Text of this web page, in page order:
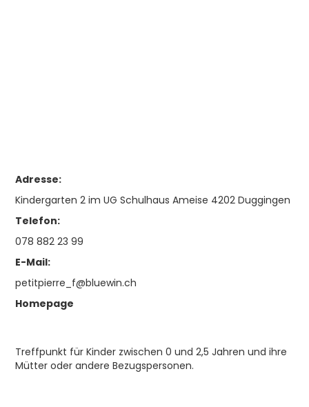
Adresse:
Kindergarten 2 im UG Schulhaus Ameise 4202 Duggingen
Telefon:
078 882 23 99
E-Mail:
petitpierre_f@bluewin.ch
Homepage
Treffpunkt für Kinder zwischen 0 und 2,5 Jahren und ihre
Mütter oder andere Bezugspersonen.